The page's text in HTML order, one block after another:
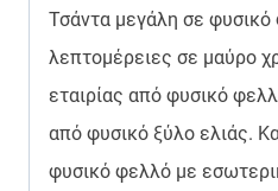
Τσάντα μεγάλη σε
λεπτομέρειες σε μαύρο
εταιρίας από φυσικό
από φυσικό ξύλο ελιάς.
φυσικό φελλό με